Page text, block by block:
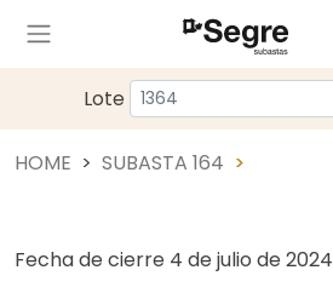
Lote
HOME SUBASTA 164
Fecha de cierre 4 de julio de 2024